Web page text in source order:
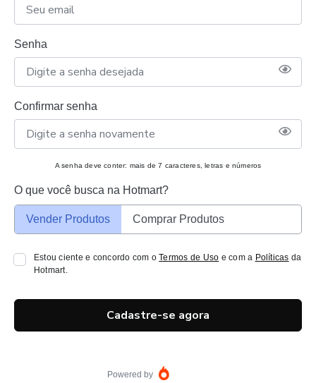
Senha
Confirmar senha
A senha deve conter: mais de 7 caracteres, letras e números
O que você busca na Hotmart?
Vender Produtos Comprar Produtos
Estou ciente e concordo com oTermos de Uso e com a Políticas da
Hotmart.
Cadastre-se agora
Powered by